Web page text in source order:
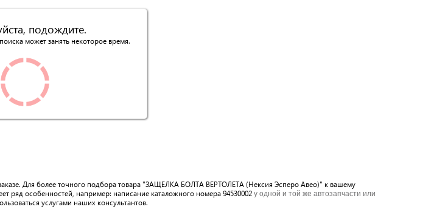
подождите.
может занять некоторое время.
Для более точного подбора товара "ЗАЩЕЛКА БОЛТА ВЕРТОЛЕТА (Нексия Эсперо Авео)" к вашему
ряд особенностей, например: написание каталожного номера 94530002 у одной и той же автозапчасти или
услугами наших консультантов.